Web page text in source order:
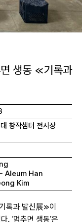
생동 ≪기록과
창작샘터 전시장
Aleum Han
Kim
록과 발신展≫이
. ‘멈추면 생동’은